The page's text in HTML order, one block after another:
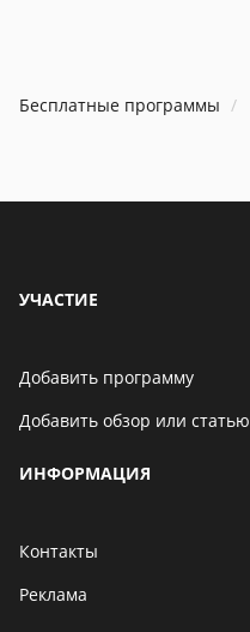
Бесплатные программы
УЧАСТИЕ
Добавить программу
Добавить обзор или статью
ИНФОРМАЦИЯ
Контакты
Реклама